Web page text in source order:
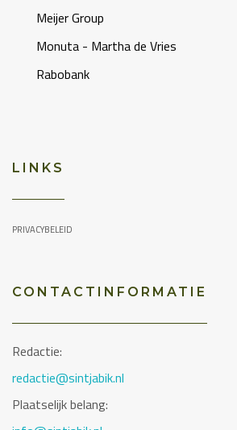
Meijer Group
Monuta - Martha de Vries
Rabobank
LINKS
PRIVACYBELEID
CONTACTINFORMATIE
Redactie:
redactie@sintjabik.nl
Plaatselijk belang: